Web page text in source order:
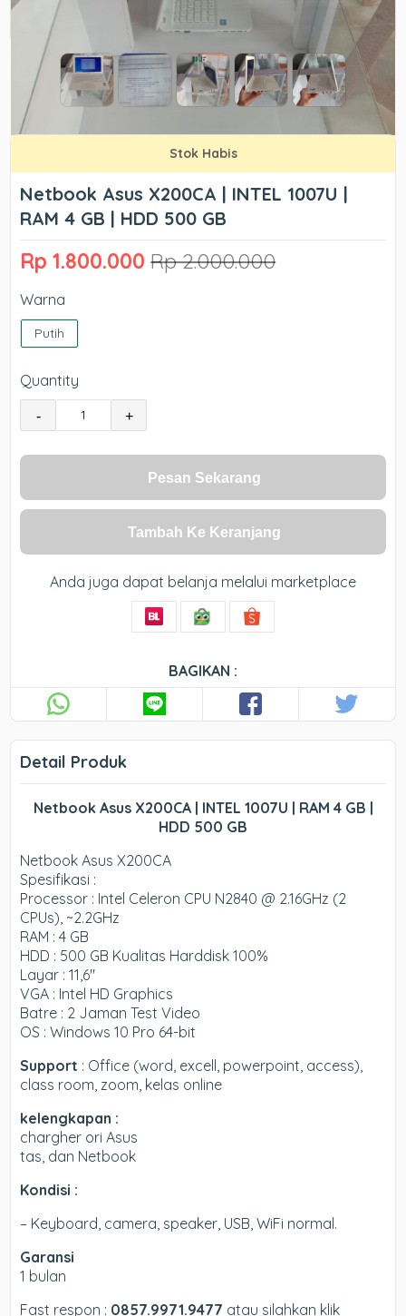
Stok Habis
Netbook Asus X200CA | INTEL 1007U |
RAM 4 GB | HDD 500 GB
Rp 1.800.000 Rp 2.000.000
Warna
Putih
Quantity
- +
Pesan Sekarang
Tambah Ke Keranjang
Anda juga dapat belanja melalui marketplace
BAGIKAN :
Detail Produk
Netbook Asus X200CA | INTEL 1007U | RAM 4 GB |
HDD 500 GB
Netbook Asus X200CA
Spesifikasi :
Processor : Intel Celeron CPU N2840 @ 2.16GHz (2
CPUs), ~2.2GHz
RAM : 4 GB
HDD : 500 GB Kualitas Harddisk 100%
Layar : 11,6″
VGA : Intel HD Graphics
Batre : 2 Jaman Test Video
OS : Windows 10 Pro 64-bit
Support : Office (word, excell, powerpoint, access),
class room, zoom, kelas online
kelengkapan :
chargher ori Asus
tas, dan Netbook
Kondisi :
– Keyboard, camera, speaker, USB, WiFi normal.
Garansi
1 bulan
Fast respon : 0857.9971.9477 atau silahkan klik